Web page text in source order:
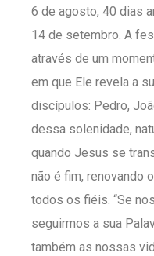
6 de agosto, 40 dias
14 de setembro. A
através de um
em que Ele revela a
discípulos: Pedro,
dessa solenidade,
quando Jesus se
não é fim, renovando
todos os fiéis. “Se
seguirmos a sua
também as nossas